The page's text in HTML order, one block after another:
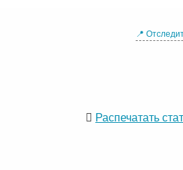
📍
Распечатать